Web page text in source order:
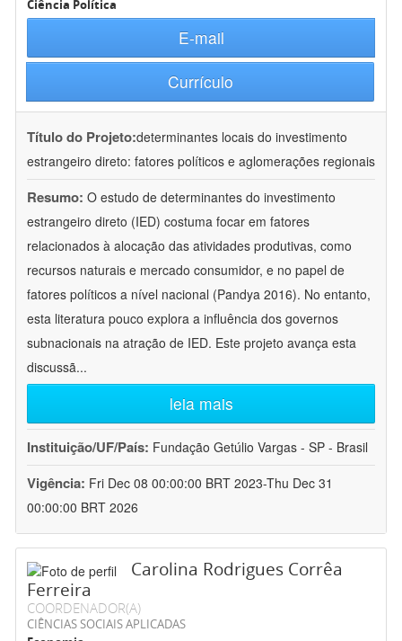
Ciência Política
E-mail
Currículo
Título do Projeto:determinantes locais do investimento
estrangeiro direto: fatores políticos e aglomerações regionais
Resumo: O estudo de determinantes do investimento
estrangeiro direto (IED) costuma focar em fatores
relacionados à alocação das atividades produtivas, como
recursos naturais e mercado consumidor, e no papel de
fatores políticos a nível nacional (Pandya 2016). No entanto,
esta literatura pouco explora a influência dos governos
subnacionais na atração de IED. Este projeto avança esta
discussã...
leia mais
Instituição/UF/País: Fundação Getúlio Vargas - SP - Brasil
Vigência: Fri Dec 08 00:00:00 BRT 2023-Thu Dec 31
00:00:00 BRT 2026
Carolina Rodrigues Corrêa
Ferreira
COORDENADOR(A)
CIÊNCIAS SOCIAIS APLICADAS